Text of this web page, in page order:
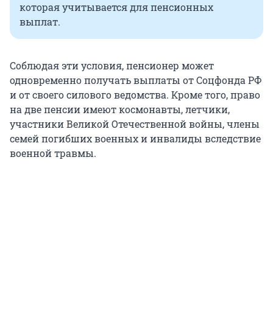
которая учитывается для пенсионных
выплат.
Соблюдая эти условия, пенсионер может
одновременно получать выплаты от Соцфонда РФ
и от своего силового ведомства. Кроме того, право
на две пенсии имеют космонавты, летчики,
участники Великой Отечественной войны, члены
семей погибших военных и инвалиды вследствие
военной травмы.